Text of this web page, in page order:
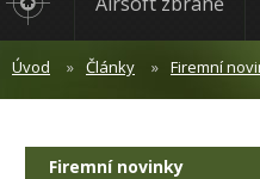
Úvod Články Firemní
Firemní novinky